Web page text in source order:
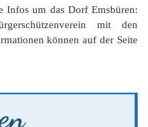
Infos um das Dorf Emsbüren:
mit den
können auf der Seite